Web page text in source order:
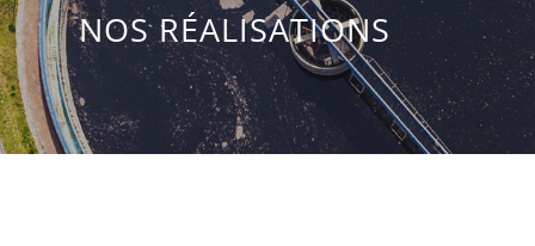
NOS RÉALISATIONS